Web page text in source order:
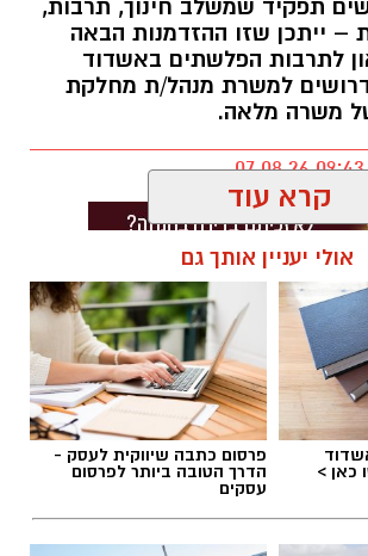
תפקיד שמשלב חינוך, תרבות,
– ייתכן שזו ההזדמנות הבאה
לתרבות הפלשתים באשדוד
למשרת מנהל/ת מחלקת
משרה מלאה.
קרא עוד
אולי יעניין אותך גם
כאן >
פרסום כתבה שיווקית לעסק -
הדרך הטובה ביותר לפרסום
עסקים